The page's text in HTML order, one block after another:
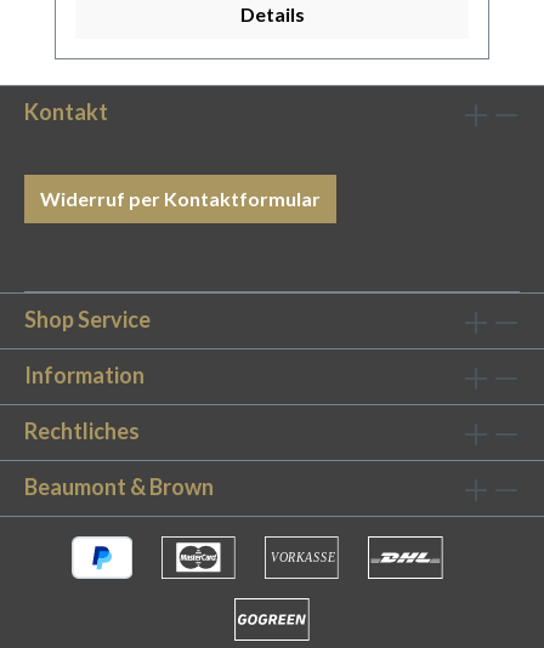
Baumwollsatin zeichnet sich durch
behält sie auch nach unzähligen Waschgängen
Ihr Aussehen und Ihre Form. 100%
Fadendichte von 400 TC schaffen eine
satinierte Oberfläche, die elegant und edel
Schlaferlebnis. Perfekter Sitz: Wir bieten
verschiedenen Größen an. Zudem verhindern
die praktischen Stoffbändchen, dass die Decke
nicht herausrutschen kann. 5 Sterne-
Hotelstandard: Unsere Luxus-Bettwäsche
erfüllt höchste Qualitätsansprüche und wird als
Hotelbettwäsche in vielen bekannten 5 Sterne-
Häusern genutzt. Stilvolle Design Bettwäsche
für Ihr SchlafzimmerDas Bettwäsche-Set 3
Row Cord White ist genau die richtige
Details
Kontakt
Widerruf per Kontaktformular
Shop Service
Information
Rechtliches
Beaumont & Brown